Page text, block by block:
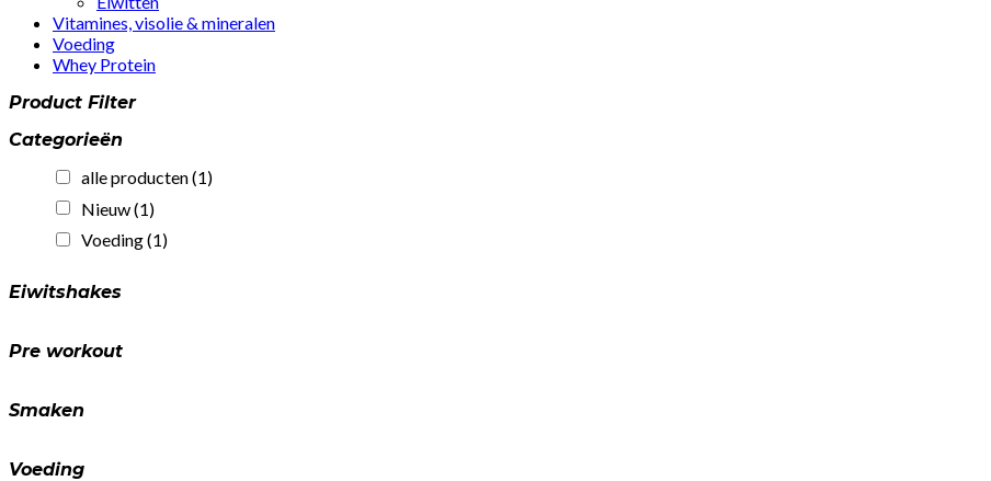
Vitamines, visolie & mineralen
Voeding
Whey Protein
Product Filter
Categorieën
alle producten(1)
Nieuw(1)
Voeding(1)
Eiwitshakes
Pre workout
Smaken
Voeding